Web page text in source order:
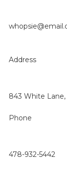
Address
843 White
Phone
478-932-5442